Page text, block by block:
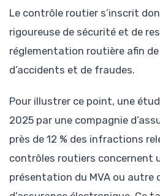
Le contrôle routier s’inscrit
rigoureuse de sécurité et de
réglementation routière afin
d’accidents et de fraudes.
Pour illustrer ce point, une
2025 par une compagnie
près de 12 % des infractions
contrôles routiers concernent
présentation du MVA ou autre